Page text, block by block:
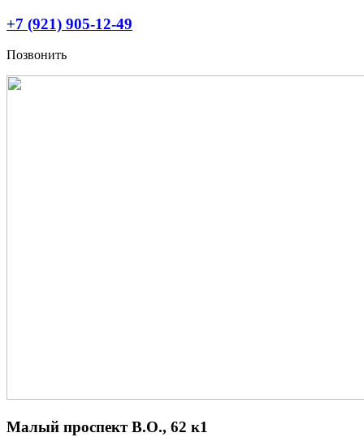
Перейти
содержимому
+7 (921) 905-12-49
Позвонить
Малый проспект В.О., 62 к1